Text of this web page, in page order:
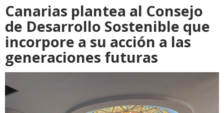
Canarias plantea al Consejo
de Desarrollo Sostenible que
incorpore a su acción a las
generaciones futuras